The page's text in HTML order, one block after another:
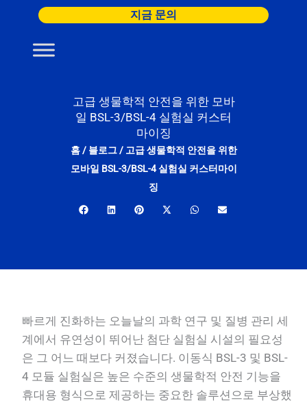
지금 문의
고급 생물학적 안전을 위한 모바
일 BSL-3/BSL-4 실험실 커스터
마이징
홈/ 블로그/ 고급 생물학적 안전을 위한
모바일 BSL-3/BSL-4 실험실 커스터마이
징
빠르게 진화하는 오늘날의 과학 연구 및 질병 관리 세
계에서 유연성이 뛰어난 첨단 실험실 시설의 필요성
은 그 어느 때보다 커졌습니다. 이동식 BSL-3 및 BSL-
4 모듈 실험실은 높은 수준의 생물학적 안전 기능을
휴대용 형식으로 제공하는 중요한 솔루션으로 부상했